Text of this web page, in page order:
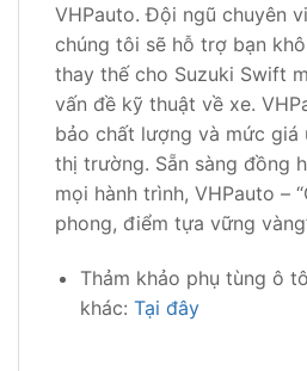
VHPauto. Đội ngũ chuyên
chúng tôi sẽ hỗ trợ bạn
thay thế cho Suzuki Swift
vấn đề kỹ thuật về xe.
bảo chất lượng và mức
thị trường. Sẵn sàng đồng
mọi hành trình, VHPauto –
phong, điểm tựa vững
Thảm khảo phụ tùng ô
khác: Tại đây